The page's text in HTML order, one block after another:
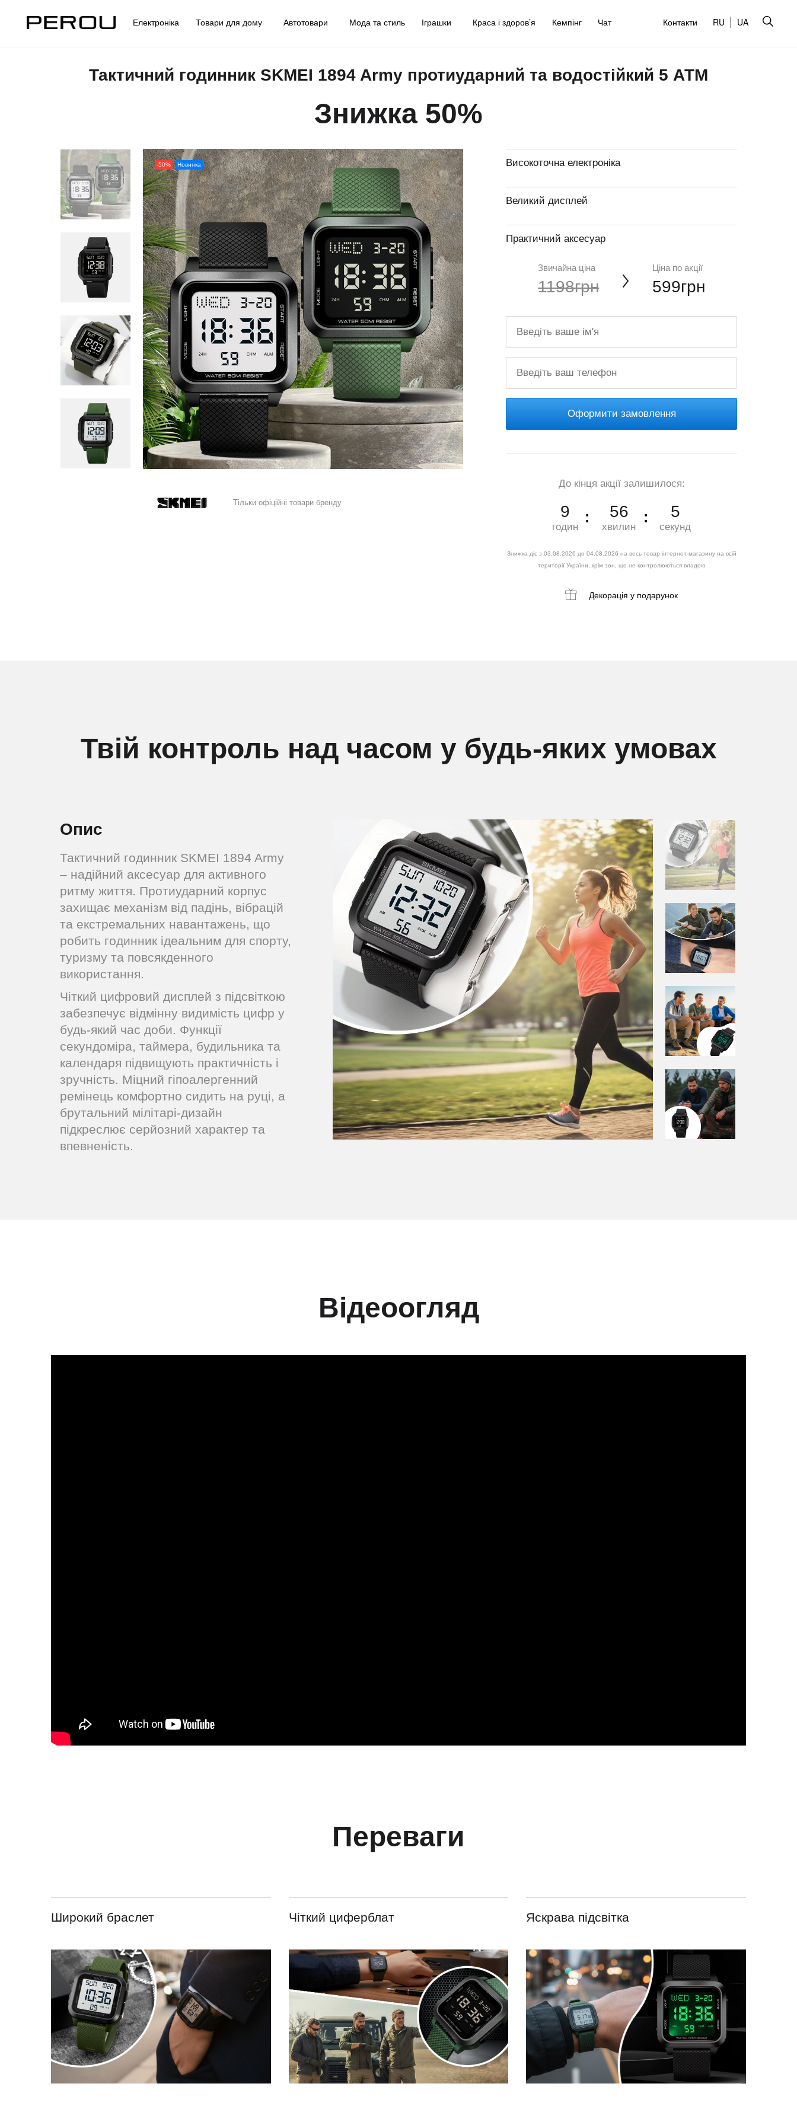
Електроніка Товари для дому Автотовари Мода та стиль Іграшки Краса і здоров’я Кемпінг Чат Контакти RU UA
Тактичний годинник SKMEI 1894 Army протиударний та водостійкий 5 АТМ
Знижка 50%
-50% Новинка
Тільки офіційні товари бренду
Високоточна електроніка
Великий дисплей
Практичний аксесуар
Звичайна ціна
1198грн
Ціна по акції
599грн
Оформити замовлення
До кінця акції залишилося:
9
годин
56
хвилин
3
секунд
Знижка діє з 03.08.2026 до 04.08.2026 на весь товар інтернет-магазину на всій
території України, крім зон, що не контролюються владою
Декорація у подарунок
Твій контроль над часом у будь-яких умовах
Опис
Тактичний годинник SKMEI 1894 Army
– надійний аксесуар для активного
ритму життя. Протиударний корпус
захищає механізм від падінь, вібрацій
та екстремальних навантажень, що
робить годинник ідеальним для спорту,
туризму та повсякденного
використання.
Чіткий цифровий дисплей з підсвіткою
забезпечує відмінну видимість цифр у
будь-який час доби. Функції
секундоміра, таймера, будильника та
календаря підвищують практичність і
зручність. Міцний гіпоалергенний
ремінець комфортно сидить на руці, а
брутальний мілітарі-дизайн
підкреслює серйозний характер та
впевненість.
Відеоогляд
Переваги
Широкий браслет Чіткий циферблат Яскрава підсвітка